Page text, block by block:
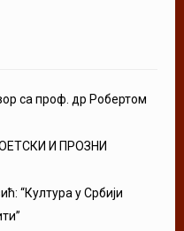
са проф. др Робертом
И ПРОЗНИ
“Култура у Србији